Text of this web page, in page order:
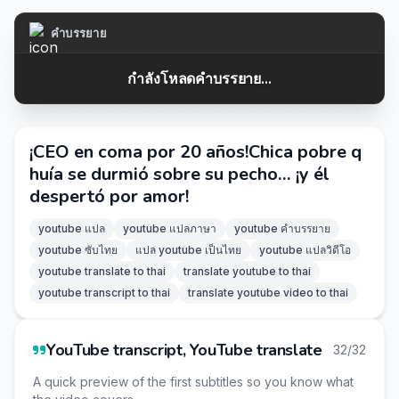
คำบรรยาย
กำลังโหลดคำบรรยาย...
¡CEO en coma por 20 años!Chica pobre q
huía se durmió sobre su pecho… ¡y él
despertó por amor!
youtube แปล youtube แปลภาษา
youtube คำบรรยาย
youtube ซับไทย
แปล youtube เป็นไทย
youtube แปลวิดีโอ
youtube translate to thai
translate youtube to thai
youtube transcript to thai
translate youtube video to thai
YouTube transcript, YouTube translate 32/32
A quick preview of the first subtitles so you know what